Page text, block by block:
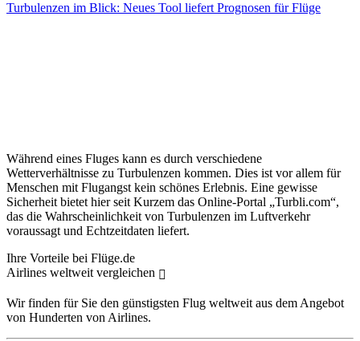
Turbulenzen im Blick: Neues Tool liefert Prognosen für Flüge
Während eines Fluges kann es durch verschiedene
Wetterverhältnisse zu Turbulenzen kommen. Dies ist vor allem für
Menschen mit Flugangst kein schönes Erlebnis. Eine gewisse
Sicherheit bietet hier seit Kurzem das Online-Portal „Turbli.com“,
das die Wahrscheinlichkeit von Turbulenzen im Luftverkehr
voraussagt und Echtzeitdaten liefert.
Ihre Vorteile bei Flüge.de
Airlines weltweit vergleichen
Wir finden für Sie den günstigsten Flug weltweit aus dem Angebot
von Hunderten von Airlines.